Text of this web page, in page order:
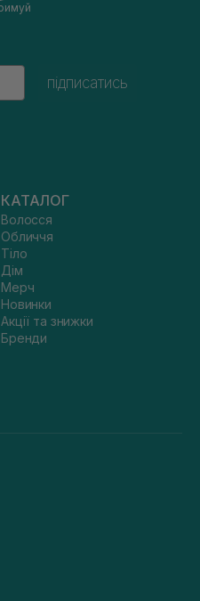
підписатись
КАТАЛОГ
Волосся
Обличчя
Тіло
Дім
Мерч
Новинки
Акції та знижки
Бренди